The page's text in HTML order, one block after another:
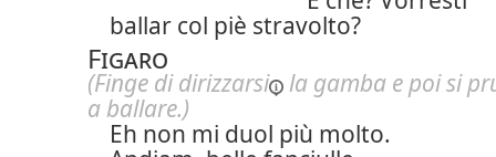
ballar col piè stravolto?
Figaro
(Finge didirizzarsi la gamba e poisi
a ballare.)
Eh non mi duol più molto.